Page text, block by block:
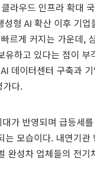
라우드 인프라 확대
형 AI 확산 이후 기업
르게 커지는 가운데,
하고 있다는 점이 부
데이터센터 구축과
가다.
가 반영되며 급등세
모습이다. 내연기관
완성차 업체들의 전기